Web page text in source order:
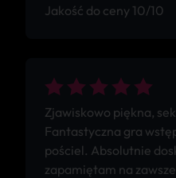
Jakość do ceny 10/10
Zjawiskowo piękna,
Fantastyczna gra
pościel. Absolutnie
zapamiętam na